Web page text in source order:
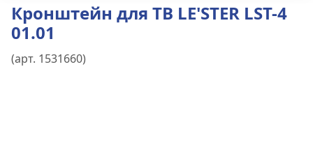
Кронштейн для ТВ LE'STER LST-4
01.01
(арт. 1531660)